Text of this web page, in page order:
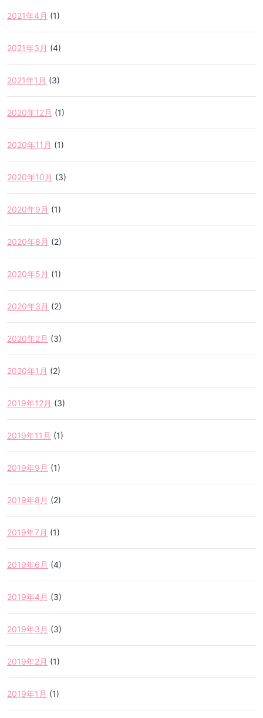
2021年4月 (1)
2021年3月 (4)
2021年1月 (3)
2020年12月 (1)
2020年11月 (1)
2020年10月 (3)
2020年9月 (1)
2020年8月 (2)
2020年5月 (1)
2020年3月 (2)
2020年2月 (3)
2020年1月 (2)
2019年12月 (3)
2019年11月 (1)
2019年9月 (1)
2019年8月 (2)
2019年7月 (1)
2019年6月 (4)
2019年4月 (3)
2019年3月 (3)
2019年2月 (1)
2019年1月 (1)